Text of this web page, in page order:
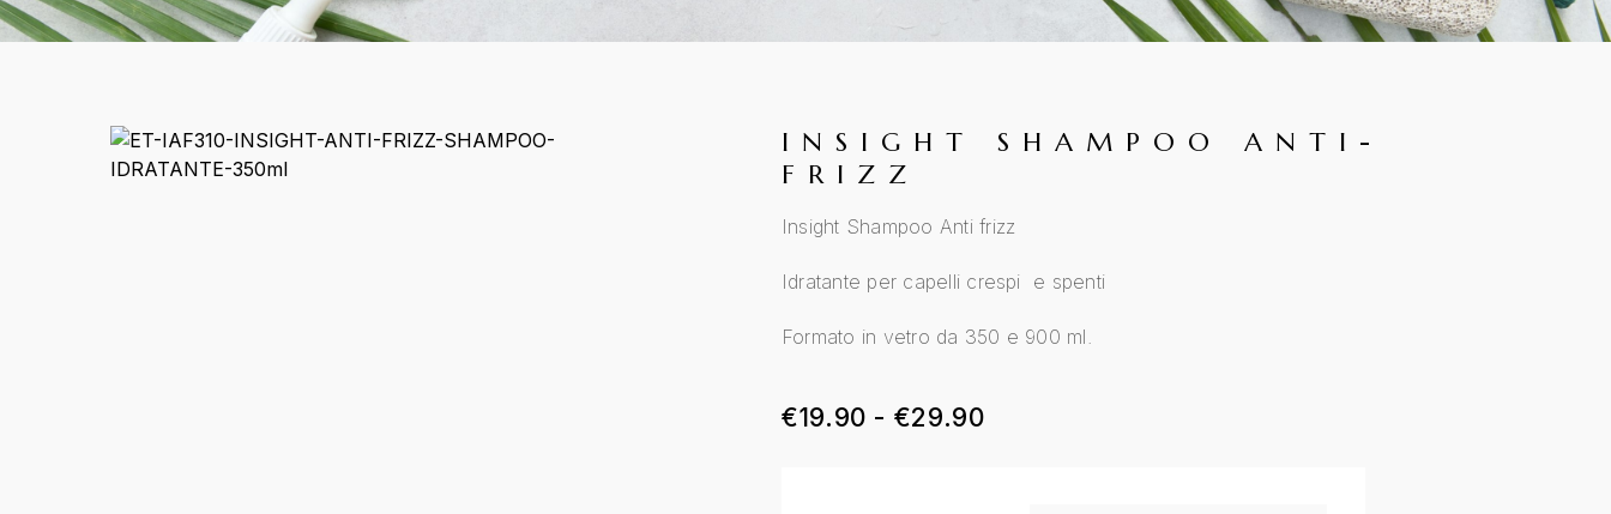
INSIGHT SHAMPOO ANTI-
FRIZZ
Insight Shampoo Anti frizz
Idratante per capelli crespi e spenti
Formato in vetro da 350 e 900 ml.
€19.90 - €29.90